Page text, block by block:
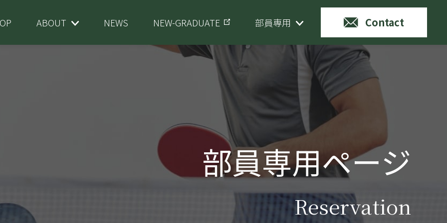
ABOUT NEWS NEW-GRADUATE 部員専用 Contact
部員専用ページ
Reservation